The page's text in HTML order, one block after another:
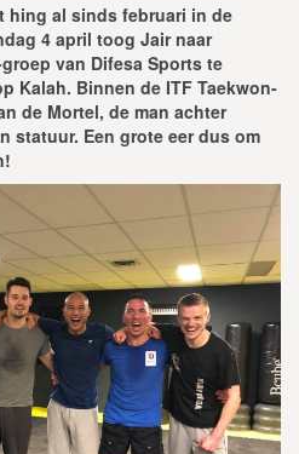
hing al sinds februari in de
4 april toog Jair naar
van Difesa Sports te
Kalah. Binnen de ITF Taekwon-
de Mortel, de man achter
statuur. Een grote eer dus om